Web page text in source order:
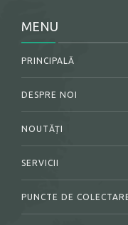
MENU
PRINCIPALĂ
DESPRE NOI
NOUTĂȚI
SERVICII
PUNCTE DE